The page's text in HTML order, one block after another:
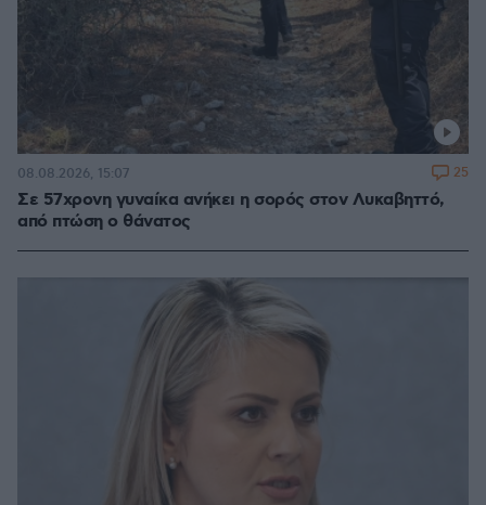
Σε 57χρονη γυναίκα ανήκει η σορός στον Λυκαβηττό,
από πτώση ο θάνατος
08.08.2026, 15:07 25